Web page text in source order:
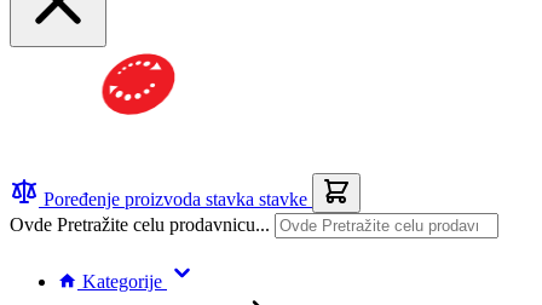
Poređenje proizvoda stavka stavke
Ovde Pretražite celu prodavnicu...
Kategorije